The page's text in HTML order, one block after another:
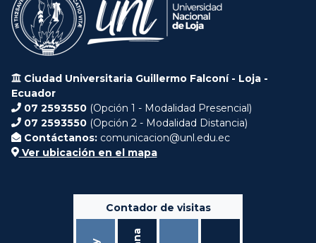
Ciudad Universitaria Guillermo Falconí - Loja -
Ecuador
07 2593550 (Opción 1 - Modalidad Presencial)
07 2593550 (Opción 2 - Modalidad Distancia)
Contáctanos: comunicacion@unl.edu.ec
Ver ubicación en el mapa
Contador de visitas